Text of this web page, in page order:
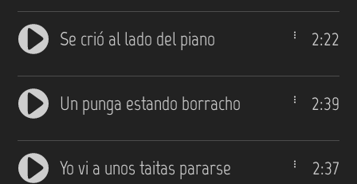
2:22
Se crió al lado del piano
2:39
Un punga estando borracho
2:37
Yo vi a unos taitas pararse